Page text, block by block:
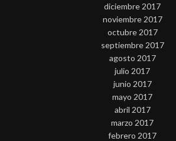
diciembre 2017
noviembre 2017
octubre 2017
septiembre 2017
agosto 2017
julio 2017
junio 2017
mayo 2017
abril 2017
marzo 2017
febrero 2017